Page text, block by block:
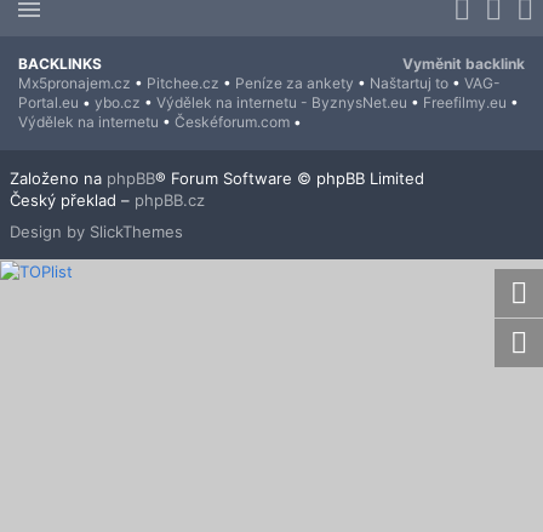
BACKLINKS
Vyměnit backlink
Mx5pronajem.cz • Pitchee.cz • Peníze za ankety • Naštartuj to • VAG-
Portal.eu • ybo.cz • Výdělek na internetu - ByznysNet.eu • Freefilmy.eu •
Výdělek na internetu • Českéforum.com •
Založeno na phpBB® Forum Software © phpBB Limited
Český překlad – phpBB.cz
Design by SlickThemes